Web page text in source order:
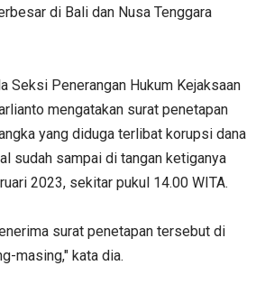
di Bali dan Nusa Tenggara
Seksi Penerangan Hukum Kejaksaan
mengatakan surat penetapan
yang diduga terlibat korupsi dana
sudah sampai di tangan ketiganya
2023, sekitar pukul 14.00 WITA.
surat penetapan tersebut di
masing," kata dia.